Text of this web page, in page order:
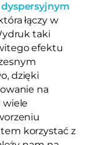
łączy w
taki
efektu
dzięki
na
wiele
korzystać z